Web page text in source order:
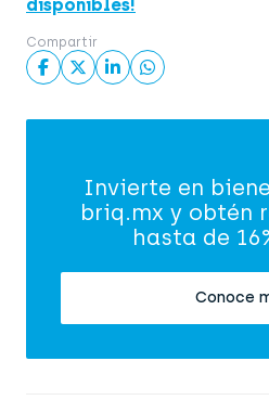
Compartir
disponibles!
Invierte en
briq.mx y obtén
hasta de
Conoce